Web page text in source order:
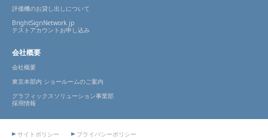
評価機のお貸し出しについて
BrightSignNetwork.jp
テストアカウントお申し込み
会社概要
会社概要
東京本部内 ショールームのご案内
グラフィックスソリューション事業部
採用情報
サイトポリシー プライバシーポリシー